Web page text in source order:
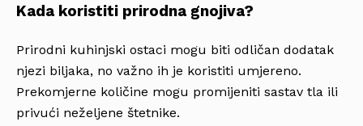
Kada koristiti prirodna gnojiva?
Prirodni kuhinjski ostaci mogu biti odličan dodatak
njezi biljaka, no važno ih je koristiti umjereno.
Prekomjerne količine mogu promijeniti sastav tla ili
privući neželjene štetnike.